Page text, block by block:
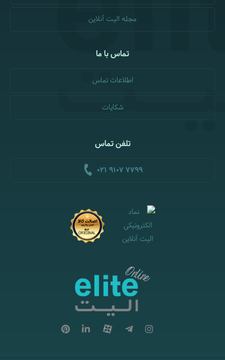
مجله الیت آنلاین
تماس با ما
اطلاعات تماس
شکایات
تلفن تماس
021 9107 7799